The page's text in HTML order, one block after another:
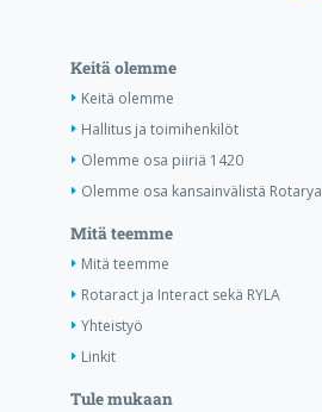
Keitä olemme
Keitä olemme
Hallitus ja toimihenkilöt
Olemme osa piiriä 1420
Olemme osa kansainvälistä Rotarya
Mitä teemme
Mitä teemme
Rotaract ja Interact sekä RYLA
Yhteistyö
Linkit
Tule mukaan